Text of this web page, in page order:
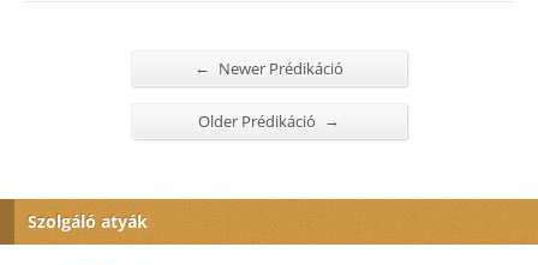
← Newer Prédikáció
Older Prédikáció →
Szolgáló atyák